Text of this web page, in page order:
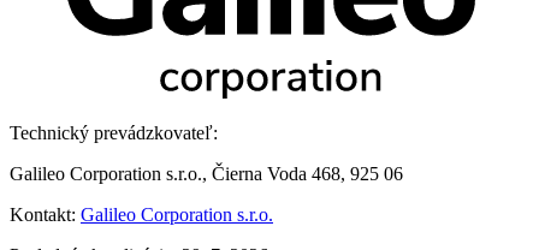
Technický prevádzkovateľ:
Galileo Corporation s.r.o., Čierna Voda 468, 925 06
Kontakt: Galileo Corporation s.r.o.